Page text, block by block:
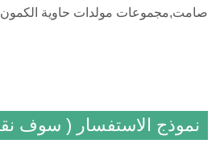
صامت,مجموعات مولدات حاوية
نموذج الاستفسار ( سوف